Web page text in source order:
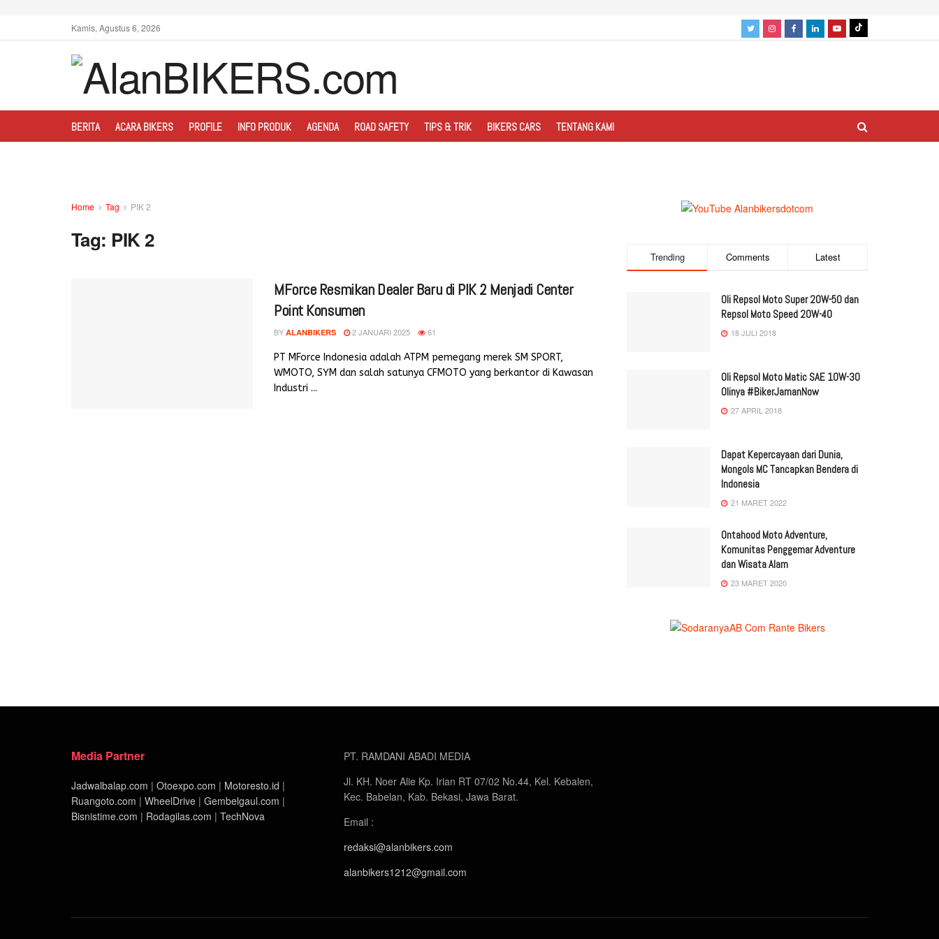
Kamis, Agustus 6, 2026
BERITA ACARA BIKERS PROFILE INFO PRODUK AGENDA ROAD SAFETY TIPS & TRIK BIKERS CARS TENTANG KAMI
Home Tag PIK 2
Tag: PIK 2
MForce Resmikan Dealer Baru di PIK 2 Menjadi Center
Point Konsumen
BY ALANBIKERS 2 JANUARI 2025 61
PT MForce Indonesia adalah ATPM pemegang merek SM SPORT,
WMOTO, SYM dan salah satunya CFMOTO yang berkantor di Kawasan
Industri ...
Trending Comments Latest
Oli Repsol Moto Super 20W-50 dan
Repsol Moto Speed 20W-40
18 JULI 2018
Oli Repsol Moto Matic SAE 10W-30
Olinya #BikerJamanNow
27 APRIL 2018
Dapat Kepercayaan dari Dunia,
Mongols MC Tancapkan Bendera di
Indonesia
21 MARET 2022
Ontahood Moto Adventure,
Komunitas Penggemar Adventure
dan Wisata Alam
23 MARET 2020
Media Partner
Jadwalbalap.com | Otoexpo.com | Motoresto.id |
Ruangoto.com | WheelDrive | Gembelgaul.com |
Bisnistime.com | Rodagilas.com | TechNova
PT. RAMDANI ABADI MEDIA
Jl. KH. Noer Alie Kp. Irian RT 07/02 No.44, Kel. Kebalen,
Kec. Babelan, Kab. Bekasi, Jawa Barat.
Email :
redaksi@alanbikers.com
alanbikers1212@gmail.com